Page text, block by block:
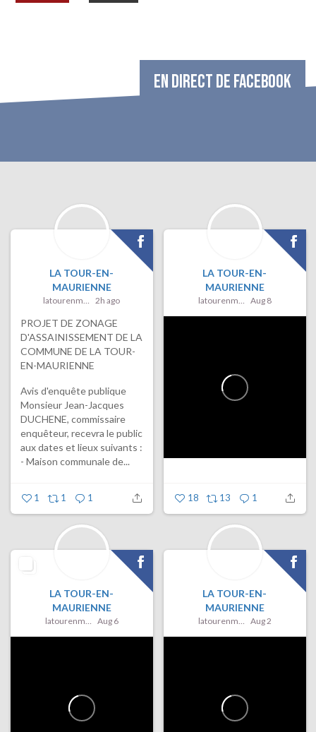
EN DIRECT DE FACEBOOK
LA TOUR-EN-
MAURIENNE
latourenmaurienne 2h ago
PROJET DE ZONAGE
D'ASSAINISSEMENT DE LA
COMMUNE DE LA TOUR-
EN-MAURIENNE
Avis d'enquête publique
Monsieur Jean-Jacques
DUCHENE, commissaire
enquêteur, recevra le public
aux dates et lieux suivants :
- Maison communale de...
1 1 1
LA TOUR-EN-
MAURIENNE
latourenmaurienne Aug 8
18 13 1
LA TOUR-EN-
MAURIENNE
latourenmaurienne Aug 6
LA TOUR-EN-
MAURIENNE
latourenmaurienne Aug 2